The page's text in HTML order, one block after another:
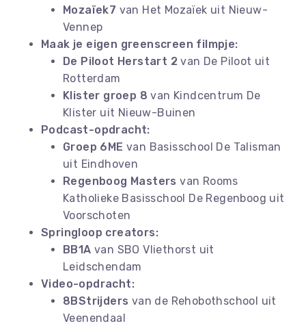
Mozaïek7 van Het Mozaïek uit Nieuw-
Vennep
Maak je eigen greenscreen filmpje:
De Piloot Herstart 2van De Piloot uit
Rotterdam
Klister groep 8van Kindcentrum De
Klister uit Nieuw-Buinen
Podcast-opdracht:
Groep 6ME van Basisschool De Talisman
uit Eindhoven
Regenboog Masters van Rooms
Katholieke Basisschool De Regenboog uit
Voorschoten
Springloop creators:
BB1A van SBO Vliethorst uit
Leidschendam
Video-opdracht:
8BStrijders van de Rehobothschool uit
Veenendaal